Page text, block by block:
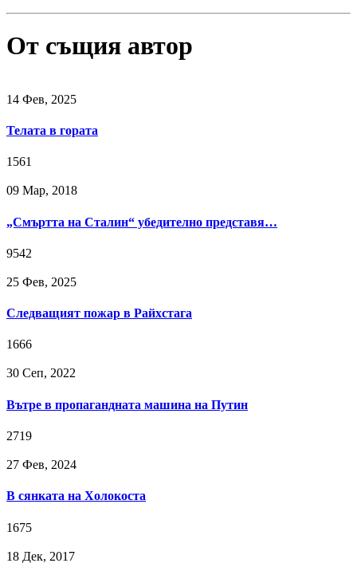
От същия автор
14 Фев, 2025
Телата в гората
1561
09 Мар, 2018
„Смъртта на Сталин“ убедително представя…
9542
25 Фев, 2025
Следващият пожар в Райхстага
1666
30 Сeп, 2022
Вътре в пропагандната машина на Путин
2719
27 Фев, 2024
В сянката на Холокоста
1675
18 Дек, 2017